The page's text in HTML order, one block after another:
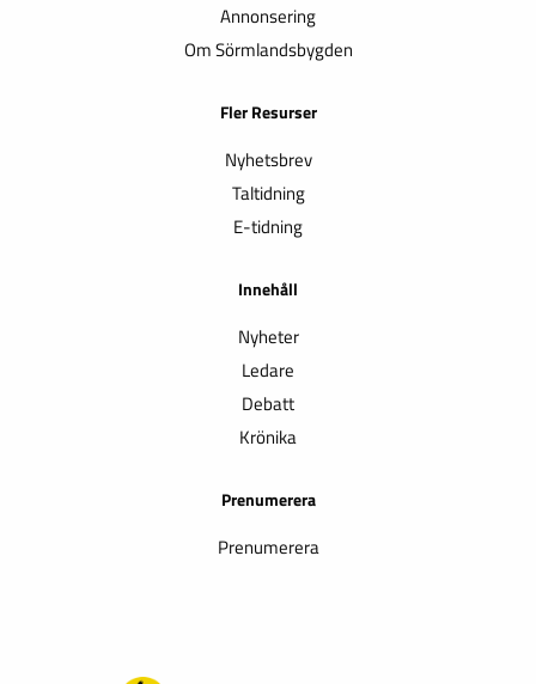
Annonsering
Om Sörmlandsbygden
Fler Resurser
Nyhetsbrev
Taltidning
E-tidning
Innehåll
Nyheter
Ledare
Debatt
Krönika
Prenumerera
Prenumerera